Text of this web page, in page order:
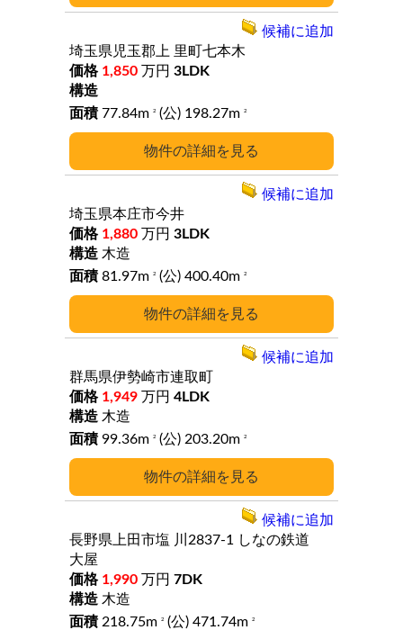
詳細
埼玉県児玉郡上 里町七本木
1,850 万円 3LDK
77.84m 2 (公) 198.27m 2
候補に追加
詳細
埼玉県本庄市今井
1,880 万円 3LDK
木造
81.97m
2 (公) 400.40m 2
候補に追加
詳細
群馬県伊勢崎市連取町
1,949 万円 4LDK
木造
99.36m
2 (公) 203.20m 2
候補に追加
長野県上田市塩 川2837-1
しなの鉄道
大屋
1,990 万円 7DK
木造
218.75m
2 (公) 471.74m 2
候補に追加